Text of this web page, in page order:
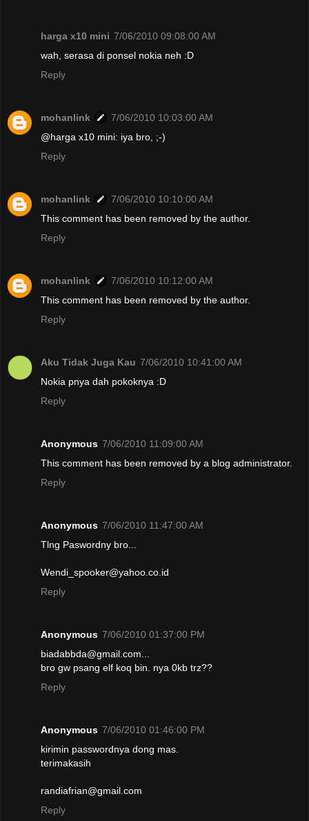
harga x10 mini 7/06/2010 09:08:00 AM
wah, serasa di ponsel nokia neh :D
Reply
mohanlink
7/06/2010 10:03:00 AM
@harga x10 mini: iya bro, ;-)
Reply
mohanlink
7/06/2010 10:10:00 AM
This comment has been removed by the author.
Reply
mohanlink
7/06/2010 10:12:00 AM
This comment has been removed by the author.
Reply
Aku Tidak Juga Kau 7/06/2010 10:41:00 AM
Nokia pnya dah pokoknya :D
Reply
Anonymous 7/06/2010 11:09:00 AM
This comment has been removed by a blog administrator.
Reply
Anonymous 7/06/2010 11:47:00 AM
Tlng Paswordny bro...
Wendi_spooker@yahoo.co.id
Reply
Anonymous 7/06/2010 01:37:00 PM
biadabbda@gmail.com...
bro gw psang elf koq bin. nya 0kb trz??
Reply
Anonymous 7/06/2010 01:46:00 PM
kirimin passwordnya dong mas.
terimakasih
randiafrian@gmail.com
Reply